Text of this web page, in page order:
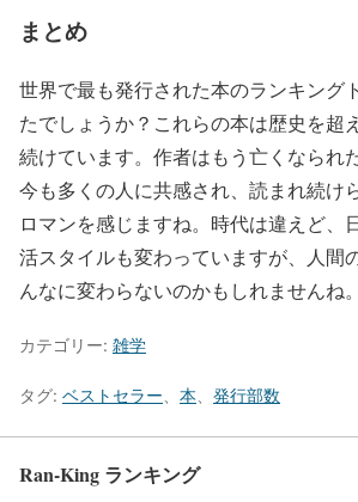
まとめ
世界で最も発行された本のランキング
たでしょうか？これらの本は歴史を超
続けています。作者はもう亡くなられ
今も多くの人に共感され、読まれ続け
ロマンを感じますね。時代は違えど、
活スタイルも変わっていますが、人間
んなに変わらないのかもしれませんね。
カテゴリー: 雑学
タグ: ベストセラー 本 発行部数
Ran-King ランキング